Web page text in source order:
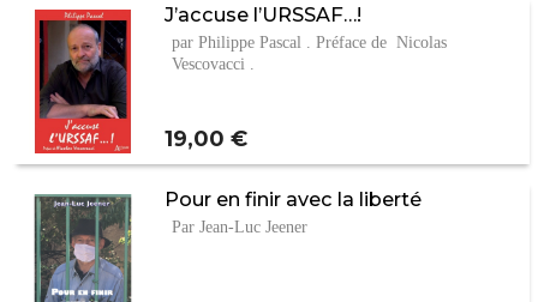
J’accuse l’URSSAF…!
par Philippe Pascal . Préface de Nicolas
Vescovacci .
Prix
19,00 €
Pour en finir avec la liberté
Par Jean-Luc Jeener